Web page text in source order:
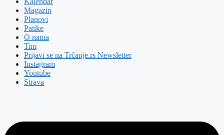
Magazin
Planovi
Patike
O nama
Tim
Prijavi se na Trčanje.rs Newsletter
Instagram
Youtube
Strava